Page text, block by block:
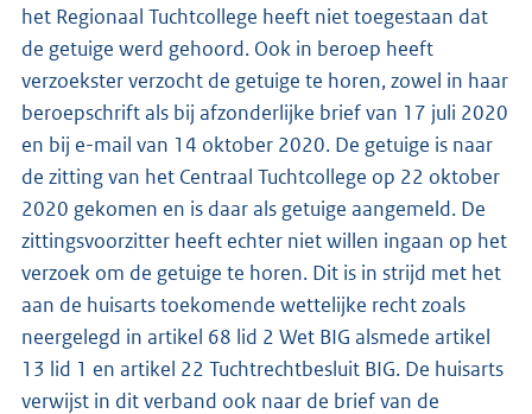
het Regionaal Tuchtcollege heeft niet toegestaan dat
de getuige werd gehoord. Ook in beroep heeft
verzoekster verzocht de getuige te horen, zowel in haar
beroepschrift als bij afzonderlijke brief van 17 juli 2020
en bij e-mail van 14 oktober 2020. De getuige is naar
de zitting van het Centraal Tuchtcollege op 22 oktober
2020 gekomen en is daar als getuige aangemeld. De
zittingsvoorzitter heeft echter niet willen ingaan op het
verzoek om de getuige te horen. Dit is in strijd met het
aan de huisarts toekomende wettelijke recht zoals
neergelegd in artikel 68 lid 2 Wet BIG alsmede artikel
13 lid 1 en artikel 22 Tuchtrechtbesluit BIG. De huisarts
verwijst in dit verband ook naar de brief van de